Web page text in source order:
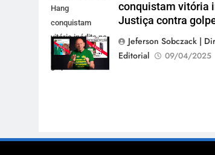
Hang
conquistam
vitória inédita na
Justiça contra
golpes online
conquistam vitória
Justiça contra
Jeferson Sobczack |
Editorial
09/04/2025